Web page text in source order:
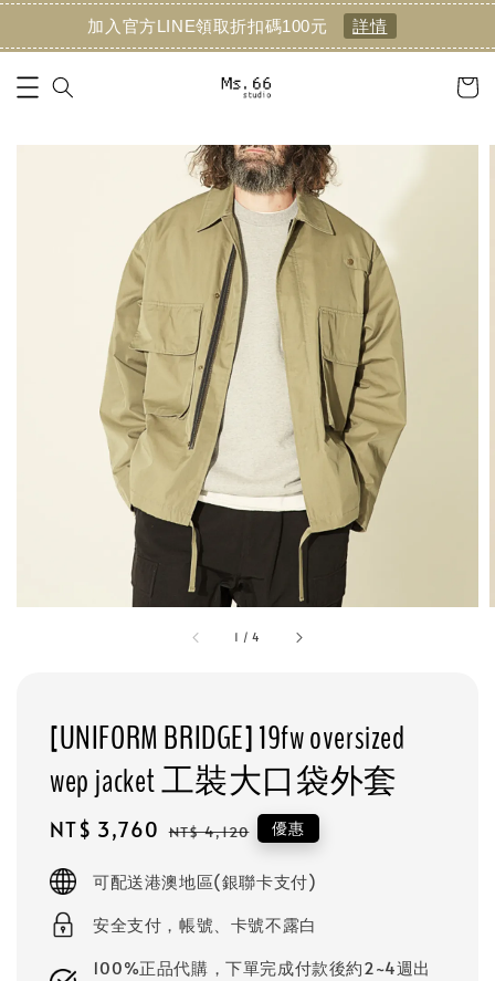
加入官方LINE領取折扣碼100元 詳情
1 /4
[UNIFORM BRIDGE] 19fw oversized
wep jacket 工裝大口袋外套
Sale
NT$ 3,760 Regular
NT$ 4,120 優惠
可配送港澳地區(銀聯卡支付)
安全支付，帳號、卡號不露白
100%正品代購，下單完成付款後約2~4週出